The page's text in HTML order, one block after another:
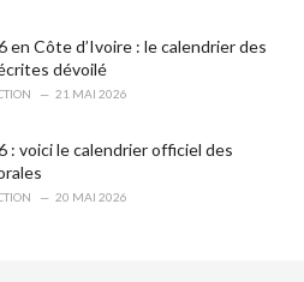
en Côte d’Ivoire : le calendrier des
dévoilé
21 MAI 2026
: voici le calendrier officiel des
20 MAI 2026